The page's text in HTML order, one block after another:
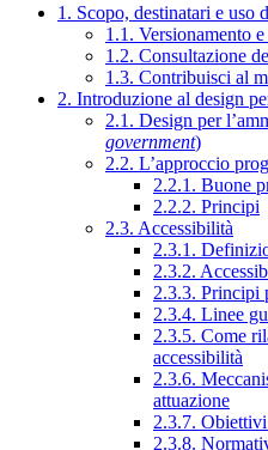
1. Scopo, destinatari e uso
1.1. Versionamento
1.2. Consultazione
1.3. Contribuisci al
2. Introduzione al design
2.1. Design per
government)
2.2. L’approccio
2.2.1. Buone
2.2.2. Principi
2.3. Accessibilità
2.3.1.
2.3.2.
2.3.3. Principi
2.3.4. Linee
2.3.5. Come
accessibilità
2.3.6.
attuazione
2.3.7.
2.3.8.